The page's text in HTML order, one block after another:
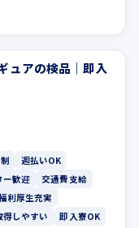
ュアの検品｜即入
週払いOK
ー歓迎
交通費支給
利厚生充実
得しやすい
即入寮OK